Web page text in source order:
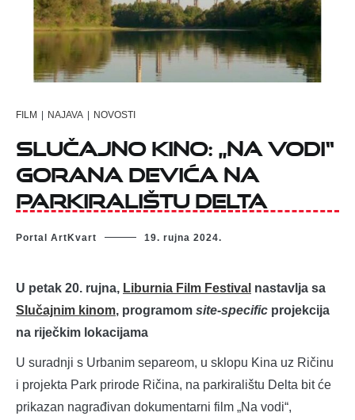
FILM | NAJAVA | NOVOSTI
Slučajno kino: „Na vodi“
Gorana Devića na
parkiralištu Delta
Portal ArtKvart 19. rujna 2024.
U petak 20. rujna, Liburnia Film Festival nastavlja sa
Slučajnim kinom, programom site-specific projekcija
na riječkim lokacijama
U suradnji s Urbanim separeom, u sklopu Kina uz Ričinu
i projekta Park prirode Ričina, na parkiralištu Delta bit će
prikazan nagrađivan dokumentarni film „Na vodi“,